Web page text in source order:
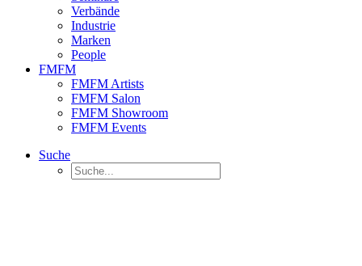
Verbände
Industrie
Marken
People
FMFM
FMFM Artists
FMFM Salon
FMFM Showroom
FMFM Events
Suche